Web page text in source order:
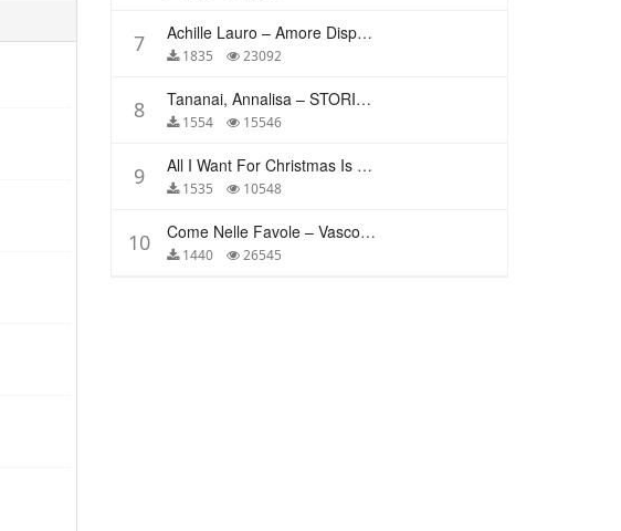
7 Achille Lauro – Amore Disperato
1835 23092
8 Tananai, Annalisa – STORIE BREVI
1554 15546
9 All I Want For Christmas Is You – Mariah Carey
1535 10548
10 Come Nelle Favole – Vasco Rossi
1440 26545